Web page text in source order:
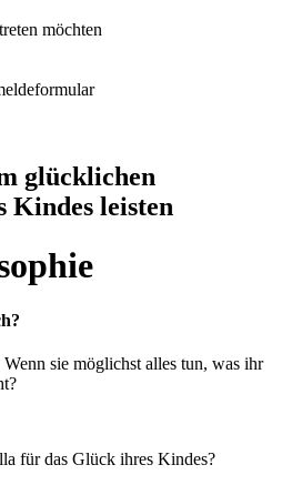
möchten
glücklichen
Kindes leisten
sie möglichst alles tun, was ihr
für das Glück ihres Kindes?